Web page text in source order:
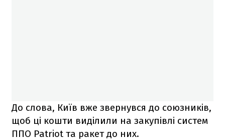
До слова, Київ вже звернувся до союзників,
щоб ці кошти виділили на закупівлі систем
ППО Patriot та ракет до них.